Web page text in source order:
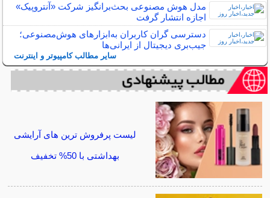
مدل هوش مصنوعی بحث‌برانگیز شرکت «آنتروپیک»
اجازه انتشار گرفت
دسترسی گران کاربران به‌ابزارهای هوش‌مصنوعی؛
جیب‌بری دیجیتال از ایرانی‌ها
سایر مطالب کامپیوتر و اینترنت
لیست پرفروش ترین های آرایشی
بهداشتی با 50% تخفیف